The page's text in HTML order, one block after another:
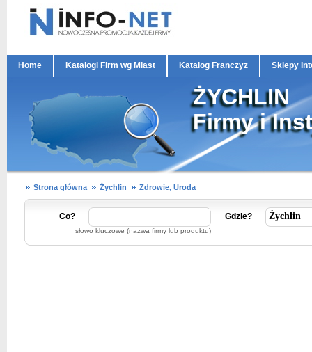
Home Katalogi Firm wg Miast Katalog Franczyz Sklepy
ŻYCHLIN
Firmy i
Strona główna Żychlin Zdrowie, Uroda
Co?
słowo kluczowe (nazwa firmy lub produktu)
Gdzie?